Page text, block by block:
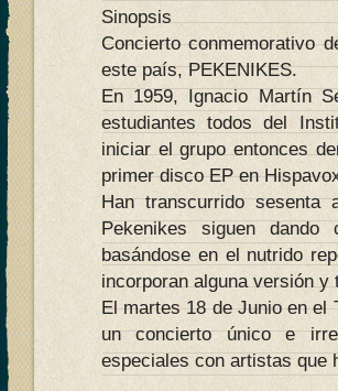
Sinopsis
Concierto conmemorativo
este país, PEKENIKES.
En 1959, Ignacio Martín
estudiantes todos del
iniciar el grupo entonces
primer disco EP en
Han transcurrido sesenta
Pekenikes siguen
basándose en el nutrido
incorporan alguna versión
El martes 18 de Junio en el
un concierto único e
especiales con artistas que